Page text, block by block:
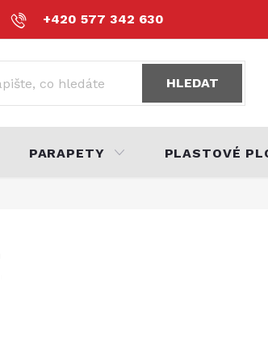
+420 577 342 630
Podmínky ochrany osobních údajů
HLEDAT
PARAPETY PLASTOVÉ